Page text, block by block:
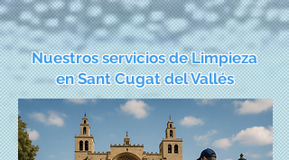
Nuestros servicios de Limpieza
en Sant Cugat del Vallés